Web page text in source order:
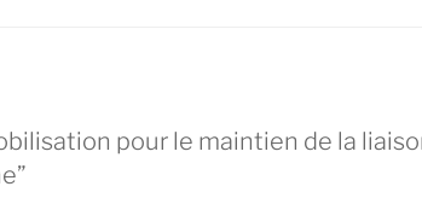
pour le maintien de la